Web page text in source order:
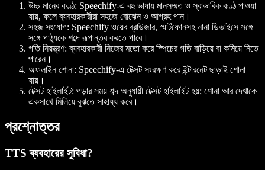
উচ্চ মানের কণ্ঠ: Speechify-এ বহু ভাষায় মানসম্মত ও স্বাভাবিক কণ্ঠ পাওয়া
যায়, ফলে ব্যবহারকারীরা সহজে বোঝেন ও আগ্রহ পান।
সহজ সংযোগ: Speechify ওয়েব ব্রাউজার, স্মার্টফোনসহ নানা ডিভাইসে সঙ্গে
সঙ্গে পাঠ্যকে শব্দে রূপান্তর করতে পারে।
গতি নিয়ন্ত্রণ: ব্যবহারকারী নিজের মতো করে স্পিচের গতি বাড়িয়ে বা কমিয়ে নিতে
পারেন।
অফলাইন শোনা: Speechify-এ টেক্সট সংরক্ষণ করে ইন্টারনেট ছাড়াই শোনা
যায়।
টেক্সট হাইলাইট: পড়ার সময় শব্দ অনুযায়ী টেক্সট হাইলাইট হয়; শোনা আর দেখাকে
একসাথে মিলিয়ে বুঝতে সাহায্য করে।
প্রশ্নোত্তর
TTS ব্যবহারের সুবিধা?